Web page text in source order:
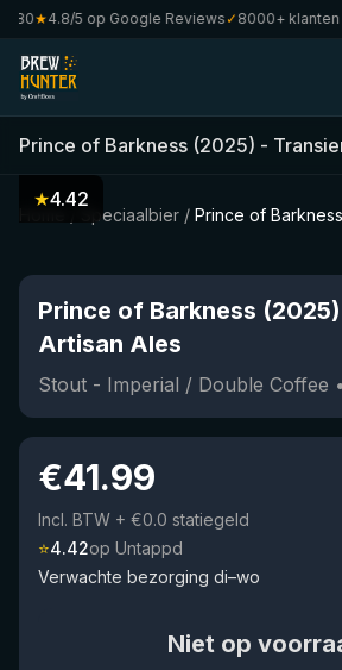
★4.8/5 op Google Reviews✓8000+ klanten
Prince of Barkness (2025) - Transient
Speciaalbier / Prince of
★4.42
Prince of Barkness (2025)
Artisan Ales
Stout - Imperial / Double Coffee •
€41.99
Incl. BTW + €0.0 statiegeld
⭐4.42op Untappd
Verwachte bezorging di–wo
Niet op